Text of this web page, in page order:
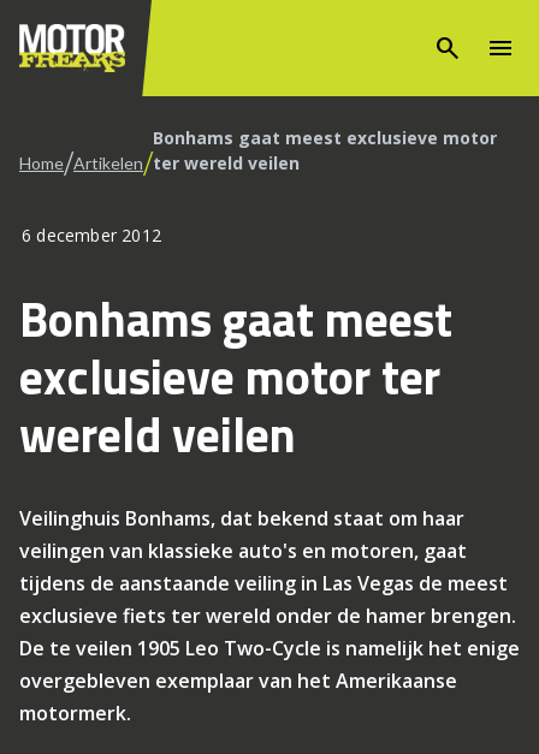
search menu
Home/Artikelen/Bonhams gaat meest exclusieve motor
ter wereld veilen
6 december 2012
Bonhams gaat meest
exclusieve motor ter
wereld veilen
Veilinghuis Bonhams, dat bekend staat om haar
veilingen van klassieke auto's en motoren, gaat
tijdens de aanstaande veiling in Las Vegas de meest
exclusieve fiets ter wereld onder de hamer brengen.
De te veilen 1905 Leo Two-Cycle is namelijk het enige
overgebleven exemplaar van het Amerikaanse
motormerk.